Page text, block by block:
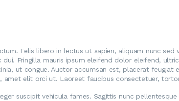
Felis libero in lectus ut sapien, aliquam nunc
Fringilla mauris ipsum eleifend dolor eleifend,
ut congue. Auctor accumsan est, placerat
amet elit orci ut. Laoreet faucibus consectetuer,
suscipit vehicula fames. Sagittis nunc